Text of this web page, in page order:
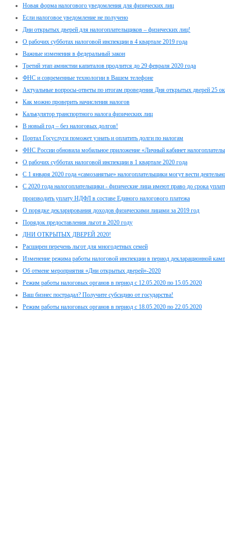
Новая форма налогового уведомления для физических лиц
Если налоговое уведомление не получено
Дни открытых дверей для налогоплательщиков – физических лиц!
О рабочих субботах налоговой инспекции в 4 квартале 2019 года
Важные изменения в федеральный закон
Третий этап амнистии капиталов продлится до 29 февраля 2020 года
ФНС и современные технологии в Вашем телефоне
Актуальные вопросы-ответы по итогам проведения Дня открытых дверей 25
Как можно проверить начисления налогов
Калькулятор транспортного налога физических лиц
В новый год – без налоговых долгов!
Портал Госуслуги поможет узнать и оплатить долги по налогам
ФНС России обновила мобильное приложение «Личный кабинет
О рабочих субботах налоговой инспекции в 1 квартале 2020 года
С 1 января 2020 года «самозанятые» налогоплательщики могут вести
С 2020 года налогоплательщики - физические лица имеют право до срока
производить уплату НДФЛ в составе Единого налогового платежа
О порядке декларирования доходов физическими лицами за 2019 год
Порядок предоставления льгот в 2020 году
ДНИ ОТКРЫТЫХ ДВЕРЕЙ 2020!
Расширен перечень льгот для многодетных семей
Изменение режима работы налоговой инспекции в период декларационной
Об отмене мероприятия «Дни открытых дверей»-2020
Режим работы налоговых органов в период с 12.05.2020 по 15.05.2020
Ваш бизнес пострадал? Получите субсидию от государства!
Режим работы налоговых органов в период с 18.05.2020 по 22.05.2020